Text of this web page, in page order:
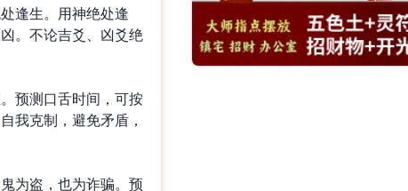
逢生。用神绝处逢
。不论吉爻、凶爻绝
预测口舌时间，可按
我克制，避免矛盾，
为盗，也为诈骗。预